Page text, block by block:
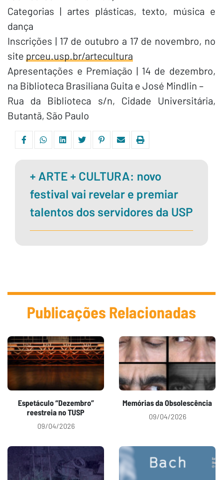
Categorias | artes plásticas, texto, música e
dança
Inscrições | 17 de outubro a 17 de novembro, no
site prceu.usp.br/artecultura
Apresentações e Premiação | 14 de dezembro,
na Biblioteca Brasiliana Guita e José Mindlin –
Rua da Biblioteca s/n, Cidade Universitária,
Butantã, São Paulo
+ ARTE + CULTURA: novo
festival vai revelar e premiar
talentos dos servidores da USP
Publicações Relacionadas
Espetáculo “Dezembro”
reestreia no TUSP
09/04/2026
Memórias da Obsolescência
09/04/2026